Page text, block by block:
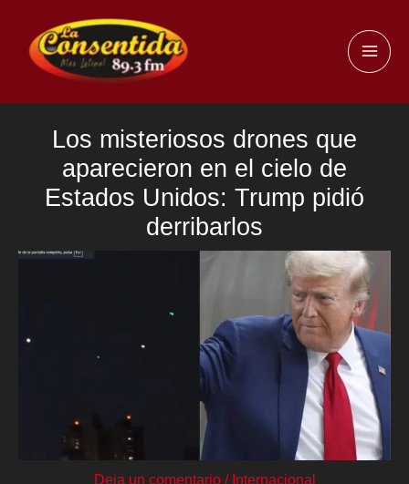
contenido
Los misteriosos drones que
aparecieron en el cielo de
Estados Unidos: Trump pidió
derribarlos
Deja un comentario / Internacional